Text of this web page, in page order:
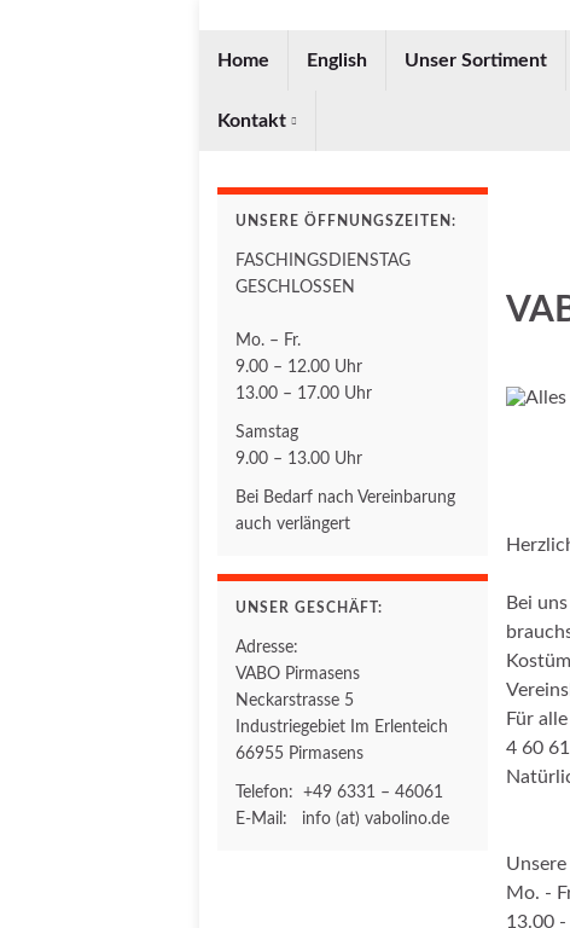
Home English Unser Sortiment
Kontakt
Bei
Für
4 60
Mo. -
13.00
UNSERE ÖFFNUNGSZEITEN:
FASCHINGSDIENSTAG
GESCHLOSSEN
Mo. – Fr.
9.00 – 12.00 Uhr
13.00 – 17.00 Uhr
Samstag
9.00 – 13.00 Uhr
Bei Bedarf nach Vereinbarung
auch verlängert
UNSER GESCHÄFT:
Adresse:
VABO Pirmasens
Neckarstrasse 5
Industriegebiet Im Erlenteich
66955 Pirmasens
Telefon: +49 6331 – 46061
E-Mail: info (at) vabolino.de